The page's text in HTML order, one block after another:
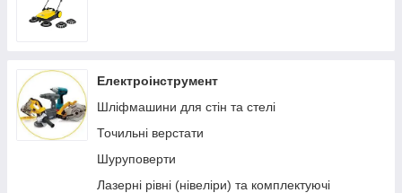
Електроінструмент
Шліфмашини для стін та стелі
Точильні верстати
Шуруповерти
Лазерні рівні (нівеліри) та комплектуючі